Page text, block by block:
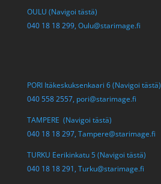
OULU (Navigoi tästä)
040 18 18 299, Oulu@starimage.fi
PORI Itäkeskuksenkaari 6 (Navigoi tästä)
040 558 2557, pori@starimage.fi
TAMPERE (Navigoi tästä)
040 18 18 297, Tampere@starimage.fi
TURKU Eerikinkatu 5 (Navigoi tästä)
040 18 18 291, Turku@starimage.fi